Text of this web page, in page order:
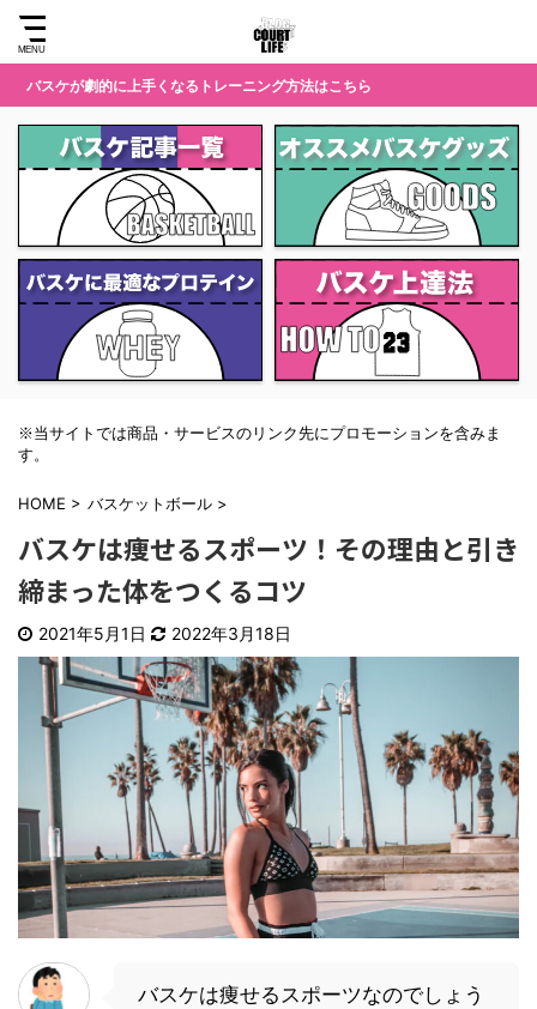
バスケが劇的に上手くなるトレーニング方法はこちら
※当サイトでは商品・サービスのリンク先にプロモーションを含みま
す。
HOME > バスケットボール >
バスケは痩せるスポーツ！その理由と引き
締まった体をつくるコツ
2021年5月1日 2022年3月18日
バスケは痩せるスポーツなのでしょう